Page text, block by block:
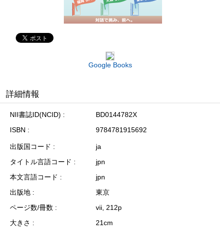
Google Books
詳細情報
NII書誌ID(NCID)
BD0144782X
ISBN
9784781915692
出版国コード
ja
タイトル言語コード
jpn
本文言語コード
jpn
出版地
東京
ページ数/冊数
vii, 212p
大きさ
21cm